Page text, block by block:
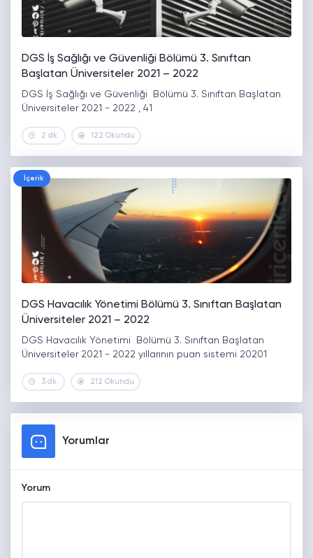
DGS İş Sağlığı ve Güvenliği Bölümü 3. Sınıftan
Başlatan Üniversiteler 2021 – 2022
DGS İş Sağlığı ve Güvenliği Bölümü 3. Sınıftan Başlatan
Üniversiteler 2021 - 2022 , 41
2 dk. 122 Okundu
İçerik
DGS Havacılık Yönetimi Bölümü 3. Sınıftan Başlatan
Üniversiteler 2021 – 2022
DGS Havacılık Yönetimi Bölümü 3. Sınıftan Başlatan
Üniversiteler 2021 - 2022 yıllarının puan sistemi 20201
3 dk. 212 Okundu
Yorumlar
Yorum